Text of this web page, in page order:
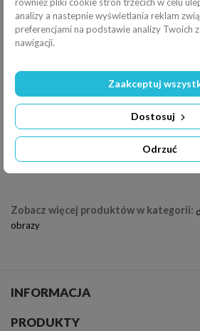
Filtry
Obrót
Jasność:
- +
Kontrast:0%
+
Zobacz więcej produktów w kategorii:
obrazy
INFORMACJA
PRODUKTY
analizy a nastepnie wyświetlania reklam
preferencjami na podstawie analizy Twoich
nawigacji.
Odrzuć
Dostosuj
Zaakceptuj